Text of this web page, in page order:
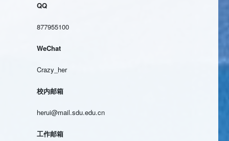
QQ
877955100
WeChat
Crazy_her
校内邮箱
herui@mail.sdu.edu.cn
工作邮箱